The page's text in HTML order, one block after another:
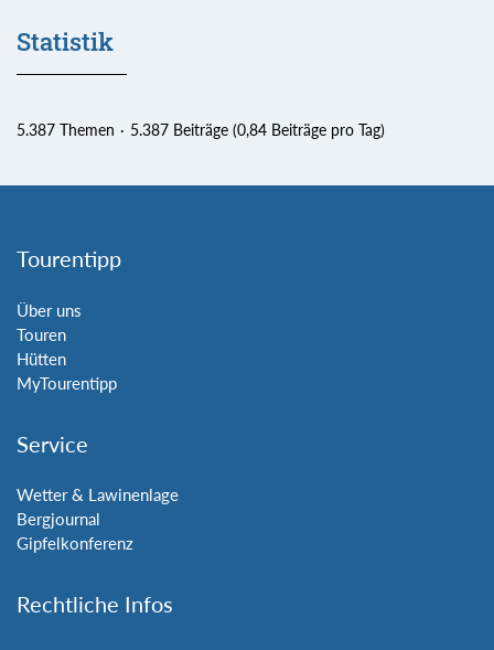
Statistik
5.387 Themen 5.387 Beiträge (0,84 Beiträge pro Tag)
Tourentipp
Über uns
Touren
Hütten
MyTourentipp
Service
Wetter & Lawinenlage
Bergjournal
Gipfelkonferenz
Rechtliche Infos